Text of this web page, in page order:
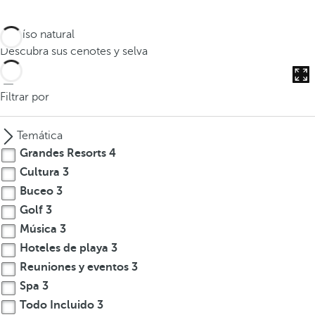
Paraíso natural
Descubra sus cenotes y selva
Filtrar por
Temática
Grandes Resorts 4
Cultura 3
Buceo 3
Golf 3
Música 3
Hoteles de playa 3
Reuniones y eventos 3
Spa 3
Todo Incluido 3